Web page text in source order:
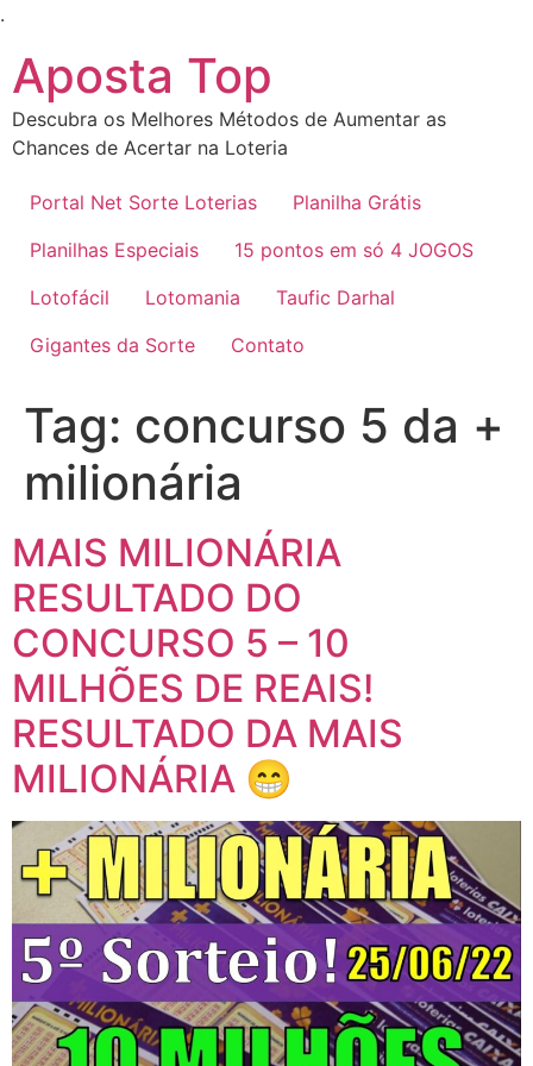
.
conteúdo
Aposta Top
Descubra os Melhores Métodos de Aumentar as
Chances de Acertar na Loteria
Portal Net Sorte Loterias
Planilha Grátis
Planilhas Especiais
15 pontos em só 4 JOGOS
Lotofácil
Lotomania
Taufic Darhal
Gigantes da Sorte
Contato
Tag: concurso 5 da +
milionária
MAIS MILIONÁRIA
RESULTADO DO
CONCURSO 5 – 10
MILHÕES DE REAIS!
RESULTADO DA MAIS
MILIONÁRIA 😁